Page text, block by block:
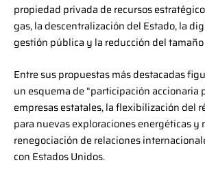
propiedad privada de recursos
gas, la descentralización del Estado, la
gestión pública y la reducción del
Entre sus propuestas más destacadas
un esquema de “participación accionaria
empresas estatales, la flexibilización del
para nuevas exploraciones energéticas y
renegociación de relaciones
con Estados Unidos.